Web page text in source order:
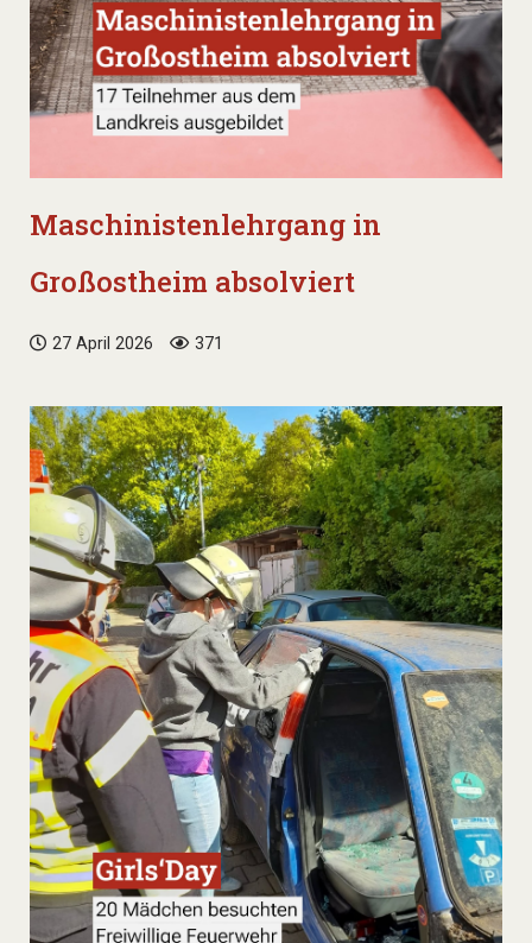
Maschinistenlehrgang in
Großostheim absolviert
27 April 2026 371